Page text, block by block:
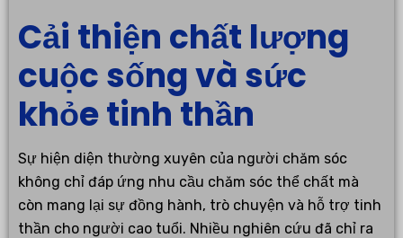
Cải thiện chất lượng
cuộc sống và sức
khỏe tinh thần
Sự hiện diện thường xuyên của người chăm sóc
không chỉ đáp ứng nhu cầu chăm sóc thể chất mà
còn mang lại sự đồng hành, trò chuyện và hỗ trợ tinh
thần cho người cao tuổi. Nhiều nghiên cứu đã chỉ ra